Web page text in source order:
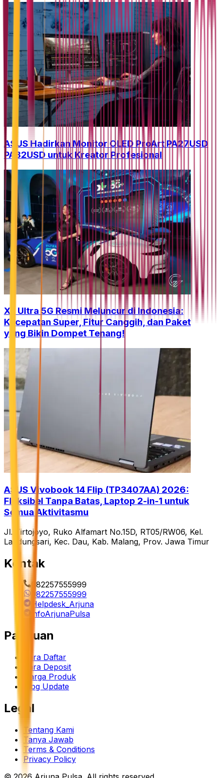
ASUS Hadirkan Monitor OLED ProArt PA27USD
PA32USD untuk Kreator Profesional
XL Ultra 5G Resmi Meluncur di Indonesia:
Kecepatan Super, Fitur Canggih, dan Paket
yang Bikin Dompet Tenang!
ASUS Vivobook 14 Flip (TP3407AA) 2026:
Fleksibel Tanpa Batas, Laptop 2-in-1 untuk
Semua Aktivitasmu
Jl. Tirtojoyo, Ruko Alfamart No.15D, RT05/RW06, Kel.
Landungsari, Kec. Dau, Kab. Malang, Prov. Jawa Timur
Kontak
082257555999
082257555999
Helpdesk_Arjuna
infoArjunaPulsa
Panduan
Cara Daftar
Cara Deposit
Harga Produk
Blog Update
Legal
Tentang Kami
Tanya Jawab
Terms & Conditions
Privacy Policy